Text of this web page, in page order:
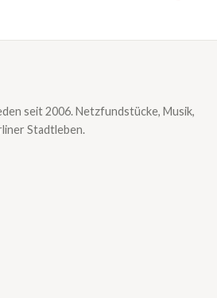
seit 2006. Netzfundstücke, Musik,
Stadtleben.